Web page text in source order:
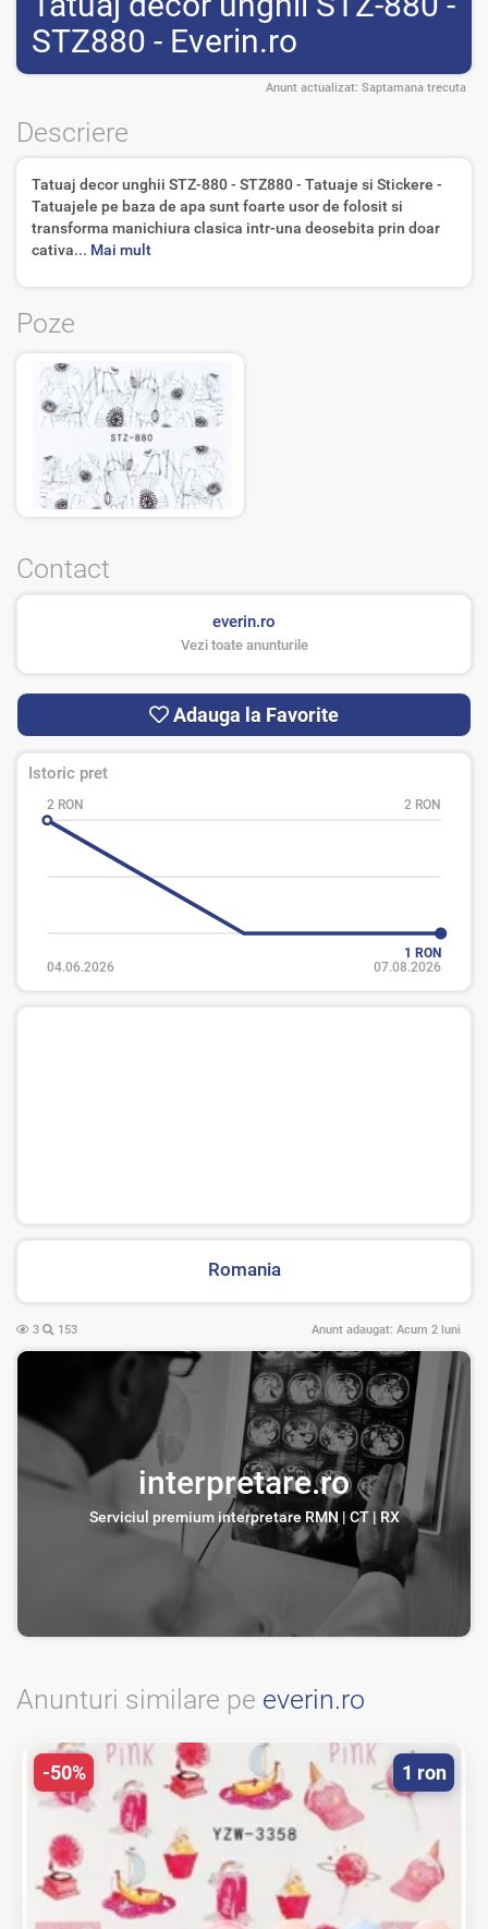
STZ880 - Everin.ro
Anunt actualizat: Saptamana trecuta
Descriere
Tatuaj decor unghii STZ-880 - STZ880 - Tatuaje si Stickere -
Tatuajele pe baza de apa sunt foarte usor de folosit si
transforma manichiura clasica intr-una deosebita prin doar
cativa... Mai mult
Poze
Contact
everin.ro
Vezi toate anunturile
Adauga la Favorite
Istoric pret
2 RON 2 RON
1 RON
04.06.2026
07.08.2026
Romania
3 153 Anunt adaugat: Acum 2 luni
interpretare.ro
Serviciul premium interpretare RMN | CT | RX
Anunturi similare pe everin.ro
1 ron
-50%